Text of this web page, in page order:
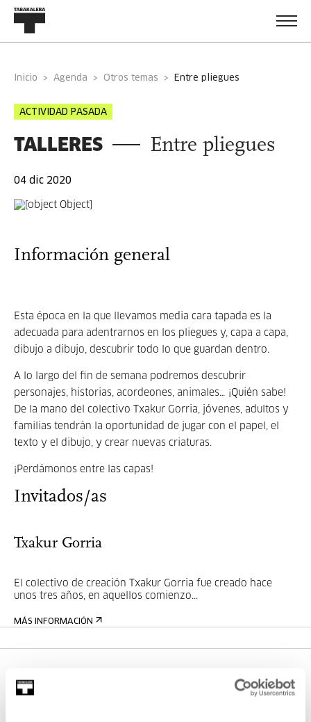
Inicio Agenda Otros temas entre pliegues
ACTIVIDAD PASADA
TALLERES Entre pliegues
04 dic 2020
Información general
Esta época en la que llevamos media cara tapada es la
adecuada para adentrarnos en los pliegues y, capa a capa,
dibujo a dibujo, descubrir todo lo que guardan dentro.
A lo largo del fin de semana podremos descubrir
personajes, historias, acordeones, animales… ¡Quién sabe!
De la mano del colectivo Txakur Gorria, jóvenes, adultos y
familias tendrán la oportunidad de jugar con el papel, el
texto y el dibujo, y crear nuevas criaturas.
¡Perdámonos entre las capas!
Invitados/as
Txakur Gorria
El colectivo de creación Txakur Gorria fue creado hace
unos tres años, en aquellos comienzo...
MÁS INFORMACIÓN